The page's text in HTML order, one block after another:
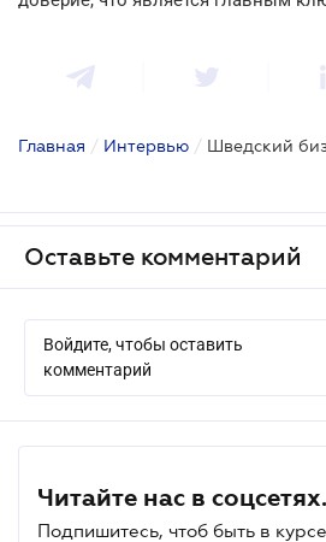
Главная / Интервью / Шведский
Оставьте комментарий
Войдите, чтобы оставить
комментарий
Читайте нас в соцсетях.
Подпишитесь, чтоб быть в